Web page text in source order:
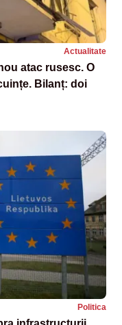
Actualitate
atac rusesc. O
Bilanț: doi
Politica